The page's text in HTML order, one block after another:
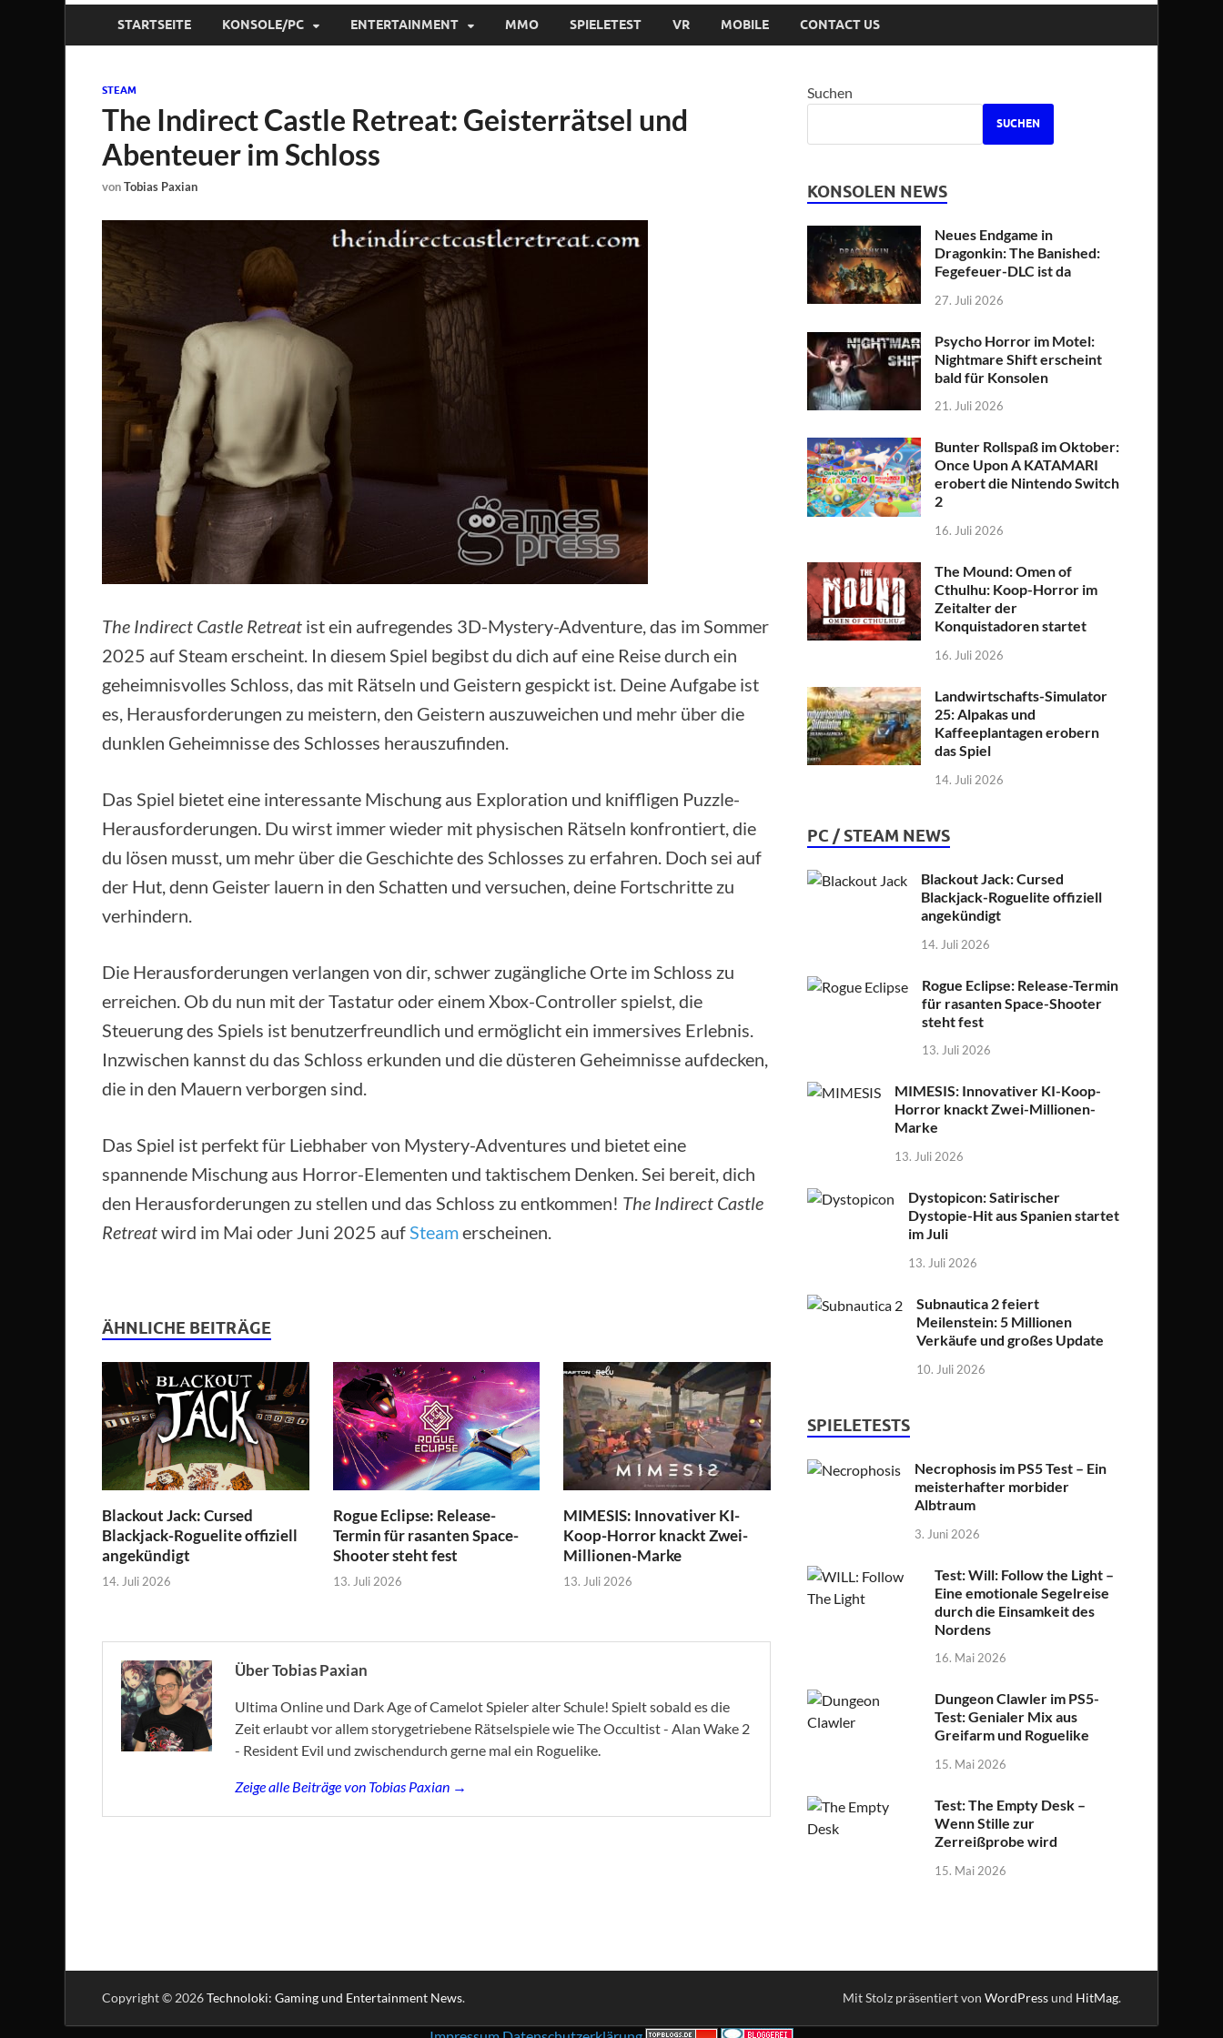
STARTSEITE KONSOLE/PC ENTERTAINMENT MMO SPIELETEST VR MOBILE CONTACT US
STEAM
The Indirect Castle Retreat: Geisterrätsel und
Abenteuer im Schloss
vonTobias Paxian
The Indirect Castle Retreat ist ein aufregendes 3D-Mystery-Adventure, das im Sommer
2025 auf Steam erscheint. In diesem Spiel begibst du dich auf eine Reise durch ein
geheimnisvolles Schloss, das mit Rätseln und Geistern gespickt ist. Deine Aufgabe ist
es, Herausforderungen zu meistern, den Geistern auszuweichen und mehr über die
dunklen Geheimnisse des Schlosses herauszufinden.
Das Spiel bietet eine interessante Mischung aus Exploration und kniffligen Puzzle-
Herausforderungen. Du wirst immer wieder mit physischen Rätseln konfrontiert, die
du lösen musst, um mehr über die Geschichte des Schlosses zu erfahren. Doch sei auf
der Hut, denn Geister lauern in den Schatten und versuchen, deine Fortschritte zu
verhindern.
Die Herausforderungen verlangen von dir, schwer zugängliche Orte im Schloss zu
erreichen. Ob du nun mit der Tastatur oder einem Xbox-Controller spielst, die
Steuerung des Spiels ist benutzerfreundlich und ermöglicht ein immersives Erlebnis.
Inzwischen kannst du das Schloss erkunden und die düsteren Geheimnisse aufdecken,
die in den Mauern verborgen sind.
Das Spiel ist perfekt für Liebhaber von Mystery-Adventures und bietet eine
spannende Mischung aus Horror-Elementen und taktischem Denken. Sei bereit, dich
den Herausforderungen zu stellen und das Schloss zu entkommen! The Indirect Castle
Retreatwird im Mai oder Juni 2025 aufSteamerscheinen.
ÄHNLICHE BEITRÄGE
Blackout Jack: Cursed
Blackjack-Roguelite offiziell
angekündigt
14. Juli 2026
Rogue Eclipse: Release-
Termin für rasanten Space-
Shooter steht fest
13. Juli 2026
MIMESIS: Innovativer KI-
Koop-Horror knackt Zwei-
Millionen-Marke
13. Juli 2026
Über Tobias Paxian
Ultima Online und Dark Age of Camelot Spieler alter Schule! Spielt sobald es die
Zeit erlaubt vor allem storygetriebene Rätselspiele wie The Occultist - Alan Wake 2
- Resident Evil und zwischendurch gerne mal ein Roguelike.
Zeige alle Beiträge von Tobias Paxian →
Suchen
SUCHEN
KONSOLEN NEWS
Neues Endgame in
Dragonkin: The Banished:
Fegefeuer-DLC ist da
27. Juli 2026
Psycho Horror im Motel:
Nightmare Shift erscheint
bald für Konsolen
21. Juli 2026
Bunter Rollspaß im Oktober:
Once Upon A KATAMARI
erobert die Nintendo Switch
2
16. Juli 2026
The Mound: Omen of
Cthulhu: Koop-Horror im
Zeitalter der
Konquistadoren startet
16. Juli 2026
Landwirtschafts-Simulator
25: Alpakas und
Kaffeeplantagen erobern
das Spiel
14. Juli 2026
PC / STEAM NEWS
Blackout Jack: Cursed
Blackjack-Roguelite offiziell
angekündigt
14. Juli 2026
Rogue Eclipse: Release-Termin
für rasanten Space-Shooter
steht fest
13. Juli 2026
MIMESIS: Innovativer KI-Koop-
Horror knackt Zwei-Millionen-
Marke
13. Juli 2026
Dystopicon: Satirischer
Dystopie-Hit aus Spanien startet
im Juli
13. Juli 2026
Subnautica 2 feiert
Meilenstein: 5 Millionen
Verkäufe und großes Update
10. Juli 2026
SPIELETESTS
Necrophosis im PS5 Test – Ein
meisterhafter morbider
Albtraum
3. Juni 2026
Test: Will: Follow the Light –
Eine emotionale Segelreise
durch die Einsamkeit des
Nordens
16. Mai 2026
Dungeon Clawler im PS5-
Test: Genialer Mix aus
Greifarm und Roguelike
15. Mai 2026
Test: The Empty Desk –
Wenn Stille zur
Zerreißprobe wird
15. Mai 2026
Copyright © 2026Technoloki: Gaming und Entertainment News. Mit Stolz präsentiert von WordPressund HitMag.